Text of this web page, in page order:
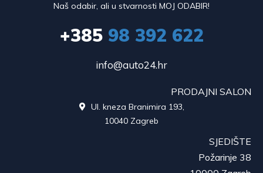
Naš odabir, ali u stvarnosti MOJ ODABIR!
+38598 392 622
info@auto24.hr
PRODAJNI SALON
Ul. kneza Branimira 193,
10040 Zagreb
SJEDIŠTE
Požarinje 38